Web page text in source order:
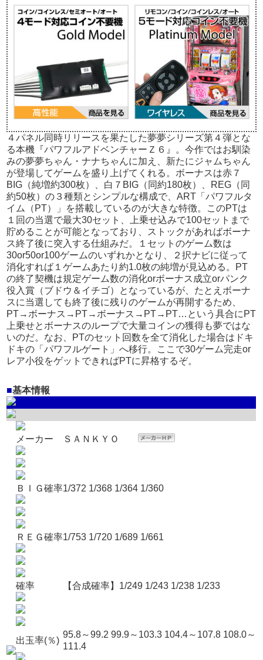
４パネル同時リリースを果たした夢夢シリーズ第４弾とな
る本機『パワフルアドベンチャーＺ６』。今作ではお馴染
みの夢夢ちゃん・ナナちゃんに加え、新たにジャムちゃん
が登場してゲームを盛り上げてくれる。ボーナスは赤７
BIG（純増約300枚）、白７BIG（同約180枚）、REG（同
約50枚）の３種類とシンプルな構成で、ART「パワフルタ
イム（PT）」を搭載しているのが大きな特徴。このPTは
１回の当選で最大30セット、上乗せ込みで100セットまで
貯めることが可能となっており、ストックがあればボーナ
ス終了後に突入する仕組みだ。１セットのゲーム数は
30or50or100ゲームのいずれかとなり、２択ナビに従って
消化すれば１ゲームあたり約1.0枚の純増が見込める。PT
の終了契機は規定ゲーム数の消化orボーナス成立orパンク
役入賞（ブドウ＆イチゴ）となっているが、たとえボーナ
スに当選しても終了後に残りのゲームが再開するため、
PT→ボーナス→PT→ボーナス→PT→PT…という具合にPT
上乗せとボーナスのループで大量コインの獲得も夢ではな
いのだ。なお、PTのセット回数を全て消化した場合はドキ
ドキの「パワフルゲート」へ移行。ここで30ゲーム完走or
レア小役をゲットできればPTに昇格するぞ。
■基本情報
メーカー ＳＡＮＫＹＯ
ＢＩＧ確率1/372 1/368 1/364 1/360
ＲＥＧ確率1/753 1/720 1/689 1/661
確率 【合成確率】1/249 1/243 1/238 1/233
出玉率(％)
95.8～99.2 99.9～103.3 104.4～107.8 108.0～
111.4